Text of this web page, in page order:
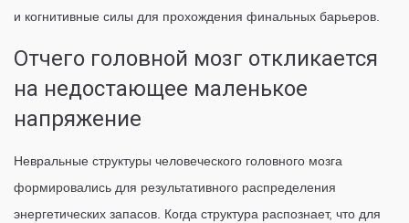
и когнитивные силы для прохождения финальных барьеров.
Отчего головной мозг откликается
на недостающее маленькое
напряжение
Невральные структуры человеческого головного мозга
формировались для результативного распределения
энергетических запасов. Когда структура распознает, что для